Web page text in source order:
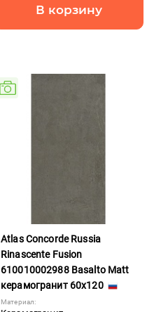
В корзину
Atlas Concorde Russia
Rinascente Fusion
610010002988 Basalto Matt
керамогранит 60x120
Материал: